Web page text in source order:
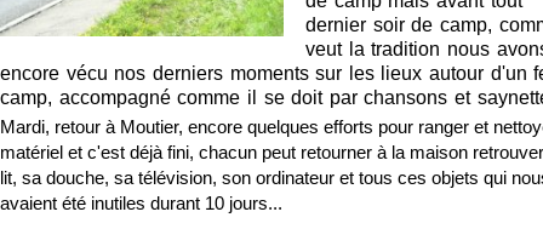
dernier soir de camp,
veut la tradition nous
encore vécu nos derniers moments sur les lieux autour d'un
camp, accompagné comme il se doit par chansons et
Mardi, retour à Moutier, encore quelques efforts pour ranger et
matériel et c'est déjà fini, chacun peut retourner à la maison
lit, sa douche, sa télévision, son ordinateur et tous ces objets qui
avaient été inutiles durant 10 jours...